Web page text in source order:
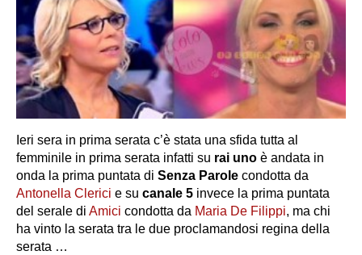
Ieri sera in prima serata c’è stata una sfida tutta al
femminile in prima serata infatti su rai uno è andata in
onda la prima puntata di Senza Parole condotta da
Antonella Clerici e su canale 5 invece la prima puntata
del serale di Amici condotta da Maria De Filippi, ma chi
ha vinto la serata tra le due proclamandosi regina della
serata …